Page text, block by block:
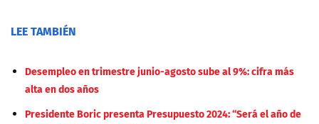
LEE TAMBIÉN
Desempleo en trimestre junio-agosto sube al 9%: cifra más
alta en dos años
Presidente Boric presenta Presupuesto 2024: “Será el año de